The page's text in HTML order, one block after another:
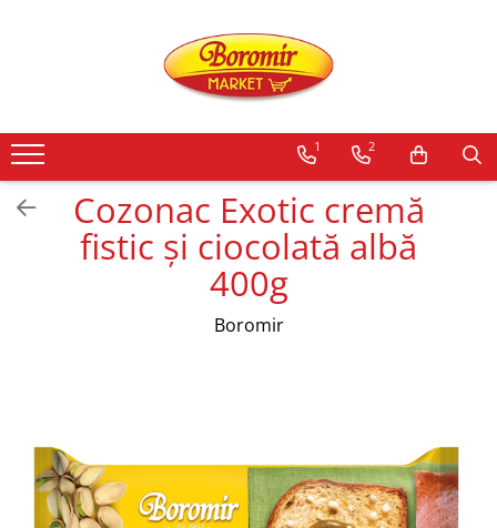
Produse de post
Cozonac
Cozonac Cremos
Cozonac Insiropat
Cozonac Vegan (de post)
Cozonac Collection
Cozo-Bun
1 2
Cozonac Exotic cremă
fistic și ciocolată albă
400g
Boromir